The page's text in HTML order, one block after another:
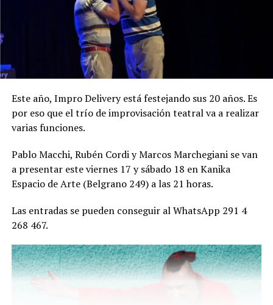
Este año, Impro Delivery está festejando sus 20 años. Es
por eso que el trío de improvisación teatral va a realizar
varias funciones.
Pablo Macchi, Rubén Cordi y Marcos Marchegiani se van
a presentar este viernes 17 y sábado 18 en Kanika
Espacio de Arte (Belgrano 249) a las 21 horas.
Las entradas se pueden conseguir al WhatsApp 291 4
268 467.